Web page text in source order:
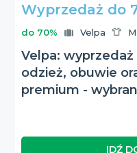
Wyprzedaż do
do 70% Velpa
Velpa:
odzież, obuwie
premium -
IDŹ